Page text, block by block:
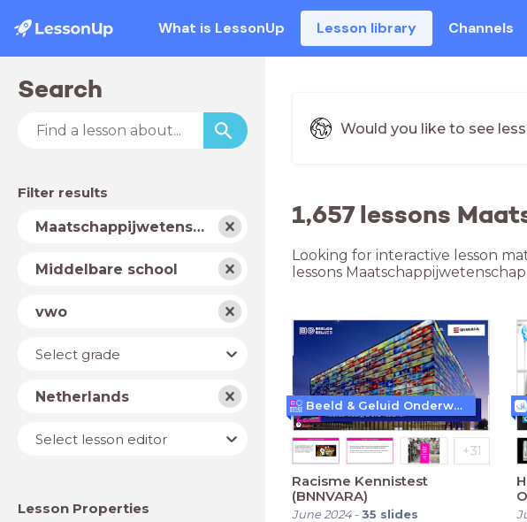
What is LessonUp Lesson library Channels
Search
Filter results
Subject
Maatschappijwetenschappen
School
typeMiddelbare school
vwo
YearSelect grade
Country
Netherlands
Lesson
editor
Select lesson editor
Lesson Properties
Would you like to see
1,657 lessons
Looking for interactive lesson
lessons
Racisme Kennistest
(BNNVARA)
June 2024-35 slides
Beeld & Geluid Onderwijs